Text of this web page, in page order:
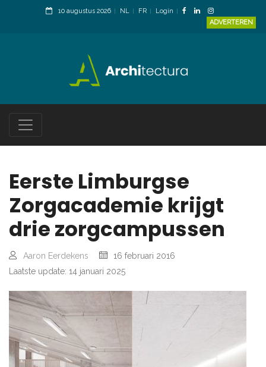
10 augustus 2026 NL FR
Login
ADVERTEREN
Eerste Limburgse
Zorgacademie krijgt
drie zorgcampussen
Aaron Eerdekens
16 februari 2016
Laatste update: 14 januari 2025